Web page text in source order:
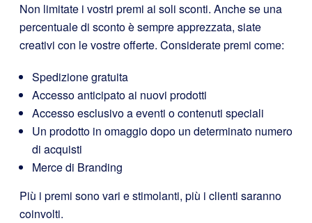
Non limitate i vostri premi ai soli sconti. Anche se una
percentuale di sconto è sempre apprezzata, siate
creativi con le vostre offerte. Considerate premi come:
Spedizione gratuita
Accesso anticipato ai nuovi prodotti
Accesso esclusivo a eventi o contenuti speciali
Un prodotto in omaggio dopo un determinato numero
di acquisti
Merce di Branding
Più i premi sono vari e stimolanti, più i clienti saranno
coinvolti.